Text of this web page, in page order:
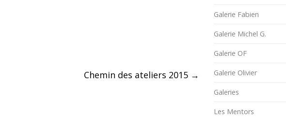
Chemin des ateliers 2015 →
Galerie Fabien
Galerie Michel G.
Galerie OF
Galerie Olivier
Galeries
Les Mentors